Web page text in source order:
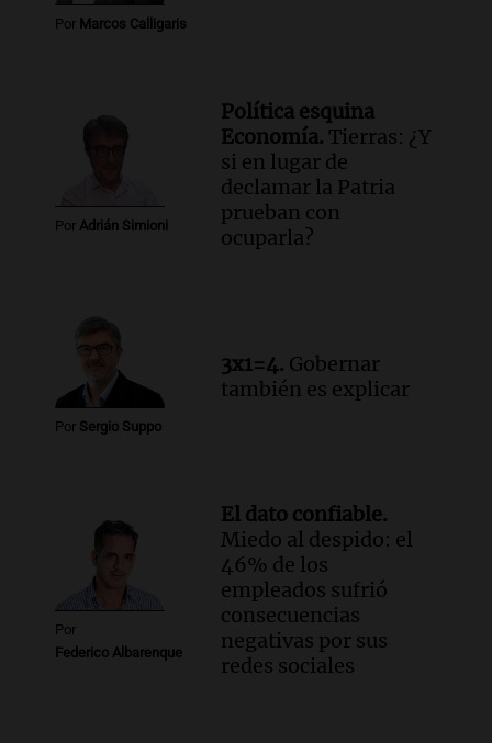
Por Marcos Calligaris
Por Adrián Simioni
Política esquina
Economía. Tierras: ¿Y
si en lugar de
declamar la Patria
prueban con
ocuparla?
Por Sergio Suppo
3x1=4. Gobernar
también es explicar
Por
Federico Albarenque
El dato confiable.
Miedo al despido: el
46% de los
empleados sufrió
consecuencias
negativas por sus
redes sociales